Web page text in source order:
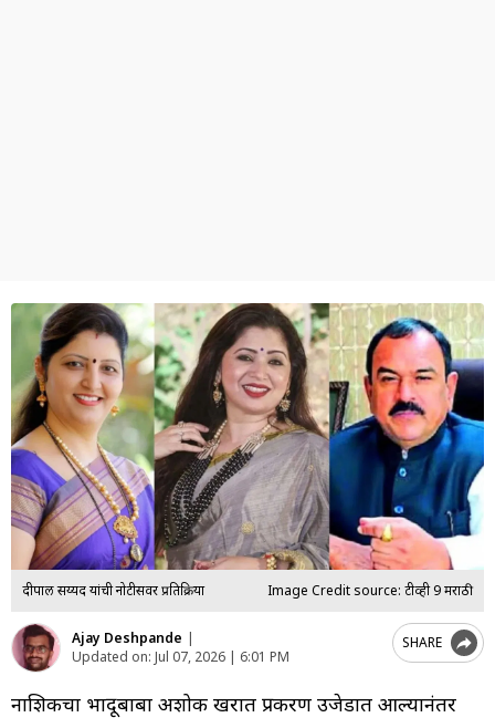
दीपाली सय्यद यांची नोटीसवर प्रतिक्रिया Image Credit source: टीव्ही 9 मराठी
Ajay Deshpande |
Updated on: Jul 07, 2026 | 6:01 PM
SHARE
नाशिकचा भोंदूबाबा अशोक खरात प्रकरण उजेडात आल्यानंतर